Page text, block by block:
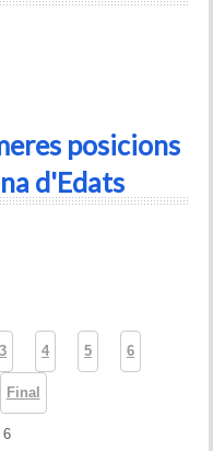
posicions
d'Edats
3 4 5 6
Final
6